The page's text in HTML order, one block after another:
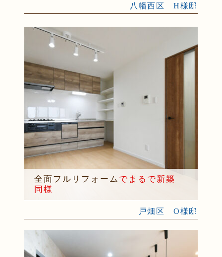
八幡西区 H様邸
全面フルリフォーム でまるで新築
同様
戸畑区 O様邸